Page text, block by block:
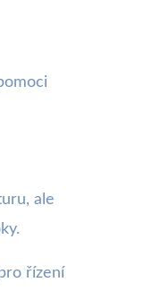
ale
řízení